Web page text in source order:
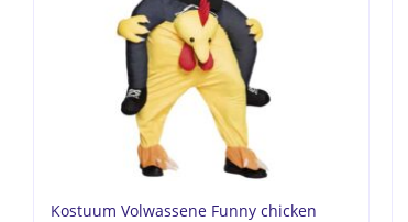
Kostuum Volwassene Funny chicken